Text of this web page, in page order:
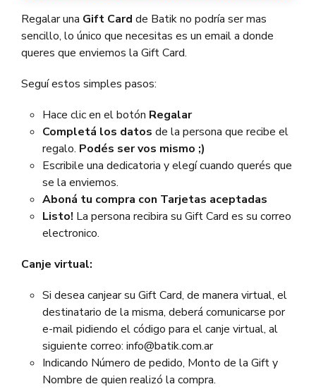
Regalar una Gift Card de Batik no podría ser mas
sencillo, lo único que necesitas es un email a donde
queres que enviemos la Gift Card.
Seguí estos simples pasos:
Hace clic en el botón Regalar
Completá los datos de la persona que recibe el
regalo. Podés ser vos mismo ;)
Escribile una dedicatoria y elegí cuando querés que
se la enviemos.
Aboná tu compra con Tarjetas aceptadas
Listo! La persona recibira su Gift Card es su correo
electronico.
Canje virtual:
Si desea canjear su Gift Card, de manera virtual, el
destinatario de la misma, deberá comunicarse por
e-mail pidiendo el código para el canje virtual, al
siguiente correo: info@batik.com.ar
Indicando Número de pedido, Monto de la Gift y
Nombre de quien realizó la compra.